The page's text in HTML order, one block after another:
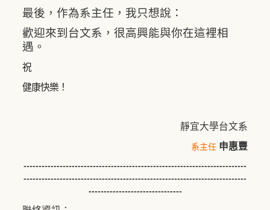
最後，作為系主任，我只想說：
歡迎來到台文系，很高興能與你在這裡相
遇。
祝
健康快樂！
靜宜大學台文系
系主任 申惠豐
--------------------------------------------------------------------------
--------------------------------------------------------------------------
-------------------------------